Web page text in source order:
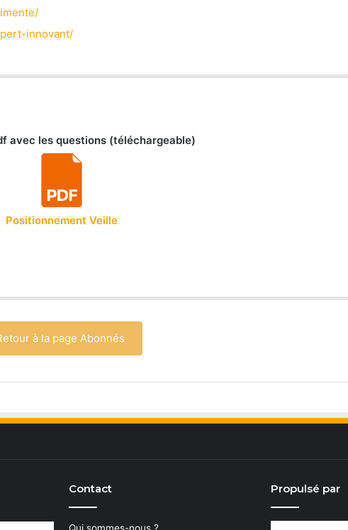
innovant/
avec les questions (téléchargeable)
Positionnement Veille
à la page Abonnés
Contact Propulsé par